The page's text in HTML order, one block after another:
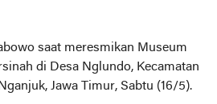
saat meresmikan Museum
di Desa Nglundo, Kecamatan
Jawa Timur, Sabtu (16/5).